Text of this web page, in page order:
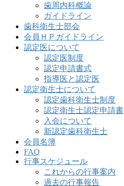
歯周内科概論
ガイドライン
歯科衛生士部会
会員ＨＰガイドライン
認定医について
認定医制度
認定申請書式
指導医と認定医
認定衛生士について
認定歯科衛生士制度
認定衛生士認定申請書
入会について
新認定歯科衛生士
会員名簿
FAQ
行事スケジュール
これからの行事案内
過去の行事報告